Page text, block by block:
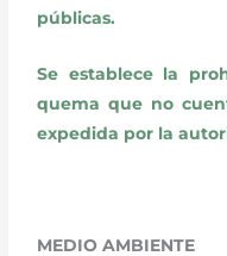
públicas.
Se establece la
quema que no
expedida por la
MEDIO AMBIENTE